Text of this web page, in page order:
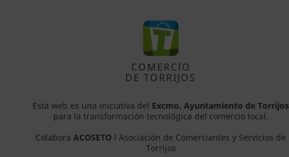
COMERCIO
DE TORRIJOS
Esta web es una iniciativa del Excmo. Ayuntamiento de Torrijos
para la transformación tecnológica del comercio local.
Colabora ACOSETO l Asociación de Comerciantes y Servicios de
Torrijos